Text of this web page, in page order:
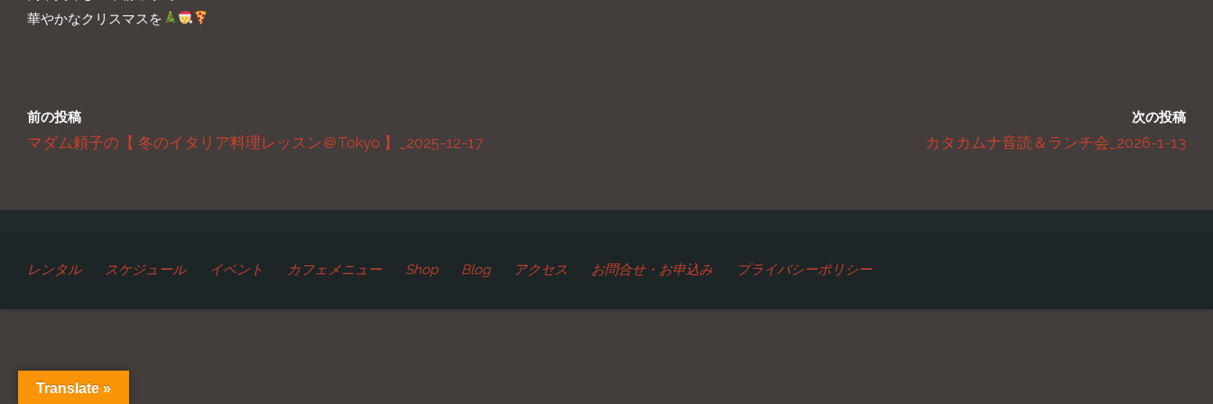
華やかなクリスマスを
前の投稿
マダム頼子の【 冬のイタリア料理レッスン＠Tokyo 】_2025-12-17
次の投稿
カタカムナ音読＆ランチ会_2026-1-13
レンタル スケジュール イベント カフェメニュー Shop Blog アクセス お問合せ・お申込み プライバシーポリシー
Translate »